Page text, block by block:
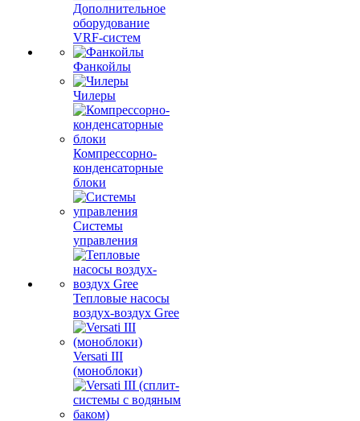
Дополнительное
оборудование
VRF-систем
Фанкойлы
Чилеры
Компрессорно-
конденсаторные
блоки
Системы
управления
Тепловые насосы
воздух-воздух Gree
Versati III
(моноблоки)